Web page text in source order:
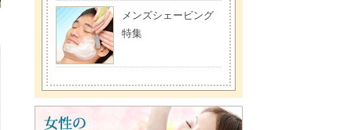
メンズシェービング
特集